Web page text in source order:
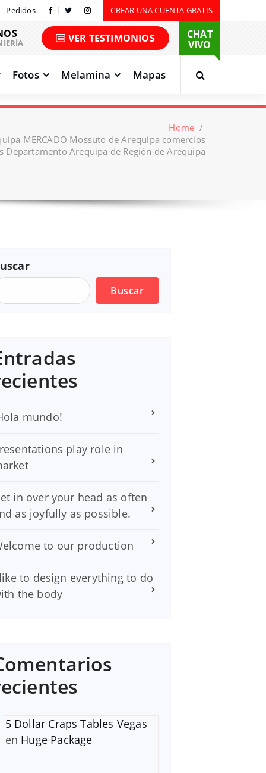
Pedidos CREAR UNA CUENTA GRATIS
VER TESTIMONIOS
CHAT
VIVO
Fotos Melamina Mapas
Home /
MERCADO Mossuto de Arequipa comercios
Departamento Arequipa de Región de Arequipa
Buscar
mundo!
play role in
in over your head as often
as joyfully as possible.
to our production
to design everything to do
the body
5 Dollar Craps Tables Vegas
en Huge Package